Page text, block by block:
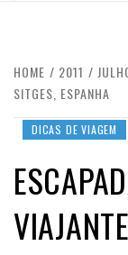
HOME 2011
SITGES, ESPANHA
DICAS DE VIAGEM